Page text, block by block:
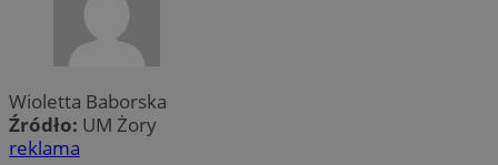
Wioletta Baborska
Źródło: UM Żory
reklama